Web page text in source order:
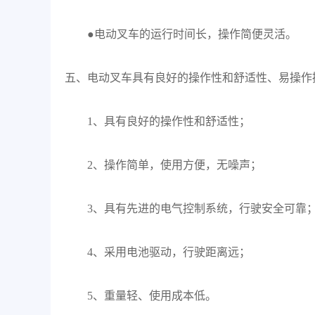
●电动叉车的运行时间长，操作简便灵活。
五、电动叉车具有良好的操作性和舒适性、易操作
1、具有良好的操作性和舒适性；
2、操作简单，使用方便，无噪声；
3、具有先进的电气控制系统，行驶安全可靠；
4、采用电池驱动，行驶距离远；
5、重量轻、使用成本低。